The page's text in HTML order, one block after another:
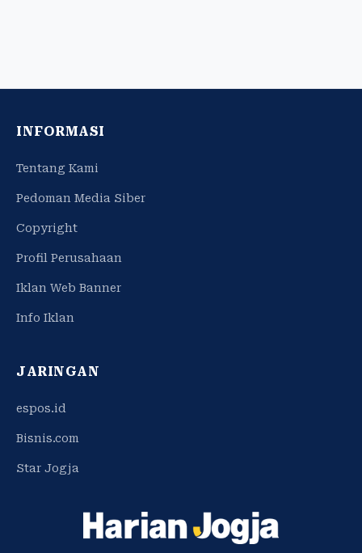
INFORMASI
Tentang Kami
Pedoman Media Siber
Copyright
Profil Perusahaan
Iklan Web Banner
Info Iklan
JARINGAN
espos.id
Bisnis.com
Star Jogja